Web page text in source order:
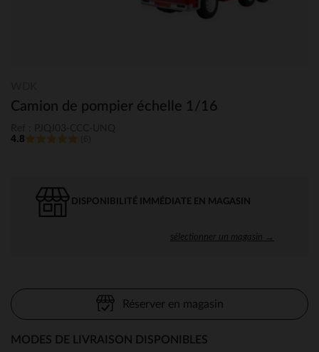
Camion de pompier échelle 1/16
4.8
DISPONIBILITÉ IMMÉDIATE EN MAGASIN
sélectionner un magasin →
Réserver en magasin
MODES DE LIVRAISON DISPONIBLES